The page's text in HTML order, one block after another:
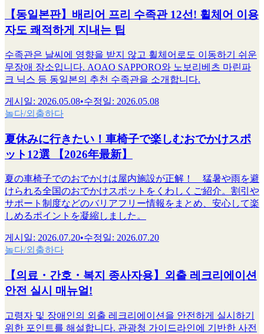
【동일본판】배리어 프리 수족관 12선! 휠체어 이용
자도 쾌적하게 지내는 팁
수족관은 날씨에 영향을 받지 않고 휠체어로도 이동하기 쉬운
무장애 장소입니다. AOAO SAPPORO와 노보리베츠 마린파
크 닉스 등 동일본의 추천 수족관을 소개합니다.
게시일: 2026.05.08•수정일: 2026.05.08
놀다/외출하다
夏休みに行きたい！車椅子で楽しむおでかけスポ
ット12選 【2026年最新】
夏の車椅子でのおでかけは屋内施設が正解！ 猛暑や雨を避
けられる全国のおでかけスポットをくわしくご紹介。割引や
サポート制度などのバリアフリー情報をまとめ、安心して楽
しめるポイントを凝縮しました。
게시일: 2026.07.20•수정일: 2026.07.20
놀다/외출하다
【의료・간호・복지 종사자용】외출 레크리에이션
안전 실시 매뉴얼!
고령자 및 장애인의 외출 레크리에이션을 안전하게 실시하기
위한 포인트를 해설합니다. 관광청 가이드라인에 기반한 사전